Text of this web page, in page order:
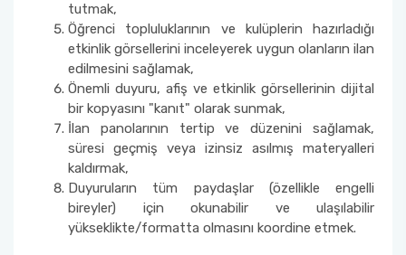
tutmak,
Öğrenci topluluklarının ve kulüplerin hazırladığı
etkinlik görsellerini inceleyerek uygun olanların ilan
edilmesini sağlamak,
Önemli duyuru, afiş ve etkinlik görsellerinin dijital
bir kopyasını "kanıt" olarak sunmak,
İlan panolarının tertip ve düzenini sağlamak,
süresi geçmiş veya izinsiz asılmış materyalleri
kaldırmak,
Duyuruların tüm paydaşlar (özellikle engelli
bireyler) için okunabilir ve ulaşılabilir
yükseklikte/formatta olmasını koordine etmek.
Eğitim-Öğretim Alt Yapı ve Bilgisayar
Laboratuvar Komisyonu
Projeler ve Kurum Desteği/Bütçe Komisyonu
Kütüphane ve Dokümantasyon Komisyonu
Bölüm Bilimsel Aktivite Takip Komisyonu
Bölüm Tanıtım ve Rehberlik Komisyonu